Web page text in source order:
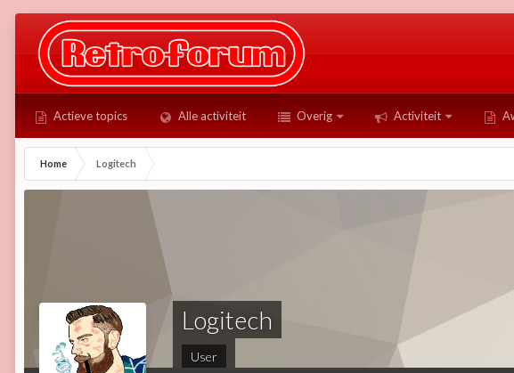
Actieve topics Alle activiteit Overig Activiteit
Home Logitech
Logitech
User